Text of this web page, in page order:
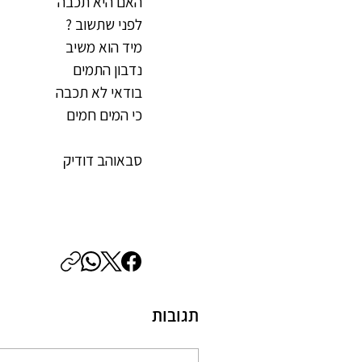
לפני שתשוב ?
מיד הוא משיב
נדבון התמים
בודאי לא תכבה
כי המים חמים
סבאוהב דודיק
תגובות